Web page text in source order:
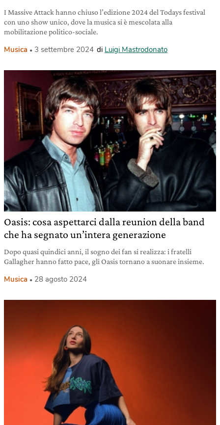
I Massive Attack hanno chiuso l’edizione 2024 del Todays festival
con uno show unico, dove la musica si è mescolata alla
mobilitazione politico-sociale.
Musica 3 settembre 2024 di Luigi Mastrodonato
Oasis: cosa aspettarci dalla reunion della band
che ha segnato un’intera generazione
Dopo quasi quindici anni, il sogno dei fan si realizza: i fratelli
Gallagher hanno fatto pace, gli Oasis tornano a suonare insieme.
Musica 28 agosto 2024